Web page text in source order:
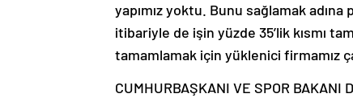
yapımız yoktu. Bunu sağlamak adına
itibariyle de işin yüzde 35’lik kısmı
tamamlamak için yüklenici firmamız
CUMHURBAŞKANI VE SPOR BAKANI